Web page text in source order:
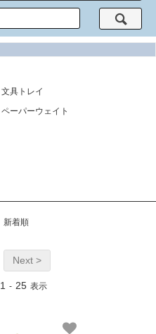
文具トレイ
ペーパーウェイト
新着順
Next >
1 - 25 表示